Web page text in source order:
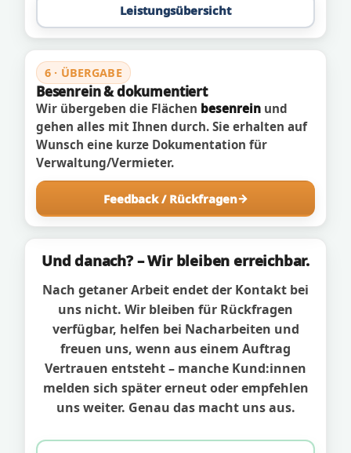
Leistungsübersicht
6 · ÜBERGABE
Besenrein & dokumentiert
Wir übergeben die Flächen besenrein und
gehen alles mit Ihnen durch. Sie erhalten auf
Wunsch eine kurze Dokumentation für
Verwaltung/Vermieter.
Feedback / Rückfragen
Und danach? – Wir bleiben erreichbar.
Nach getaner Arbeit endet der Kontakt bei
uns nicht. Wir bleiben für Rückfragen
verfügbar, helfen bei Nacharbeiten und
freuen uns, wenn aus einem Auftrag
Vertrauen entsteht – manche Kund:innen
melden sich später erneut oder empfehlen
uns weiter. Genau das macht uns aus.